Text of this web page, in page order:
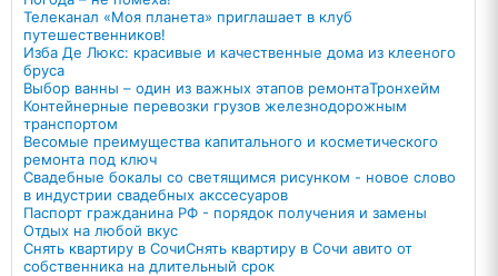
Телеканал «Моя планета» приглашает в клуб
путешественников!
Изба Де Люкс: красивые и качественные дома из клееного
бруса
Выбор ванны – один из важных этапов ремонтаТронхейм
Контейнерные перевозки грузов железнодорожным
транспортом
Весомые преимущества капитального и косметического
ремонта под ключ
Свадебные бокалы со светящимся рисунком - новое слово
в индустрии свадебных акссесуаров
Паспорт гражданина РФ - порядок получения и замены
Отдых на любой вкус
Снять квартиру в СочиСнять квартиру в Сочи авито от
собственника на длительный срок